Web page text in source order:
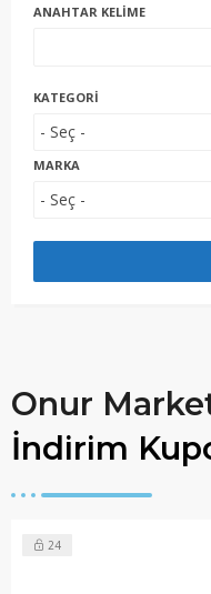
ANAHTAR KELIME
KATEGORI
MARKA
Onur
İndirim
24